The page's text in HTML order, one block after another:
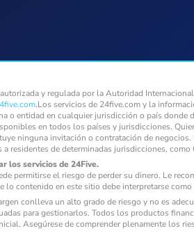
y regulada por la Autoridad
.Los servicios de 24five.com y la
o entidad en cualquier jurisdicción o país
en todos los países y jurisdicciones.
ninguna invitación o contratación de
residentes de determinadas jurisdicciones,
los servicios de 24Five.
permitirse el riesgo de perder su dinero. Le
contenido en este sitio debe interpretarse
conlleva un alto grado de riesgo y no es
para gestionarlos. Todos los productos
Asegúrese de comprender plenamente los